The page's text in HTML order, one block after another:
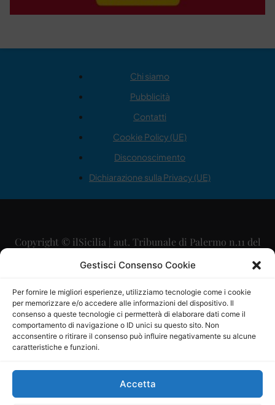
Gestisci Consenso Cookie
Per fornire le migliori esperienze, utilizziamo tecnologie come i cookie
per memorizzare e/o accedere alle informazioni del dispositivo. Il
consenso a queste tecnologie ci permetterà di elaborare dati come il
comportamento di navigazione o ID unici su questo sito. Non
acconsentire o ritirare il consenso può influire negativamente su alcune
caratteristiche e funzioni.
Accetta
Chi siamo
Pubblicità
Contatti
Cookie Policy (UE)
Disconoscimento
Dichiarazione sulla Privacy (UE)
Copyright © ilSicilia | aut. Tribunale di Palermo n.11 del
29/09/2015
Direttore Editoriale: Maurizio Scaglione
Direttore Responsabile: Maria Calabrese
P.IVA: 06334930820
Mercurio Comunicazione Società Cooperativa a r.l. è